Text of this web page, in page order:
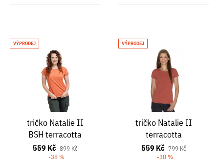
VÝPRODEJ
tričko Natalie II
BSH terracotta
559 Kč 899 Kč
-38 %
VÝPRODEJ
tričko Natalie II
terracotta
559 Kč 799 Kč
-30 %